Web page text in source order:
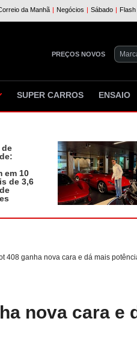
PREÇOS NOVOS
SUPER CARROS ENSAIO
de
em 10
de 3,6
408 ganha nova cara e dá mais
nova cara